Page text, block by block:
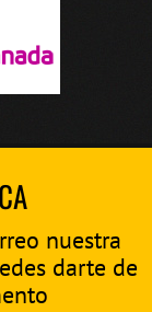
nuestra
darte de